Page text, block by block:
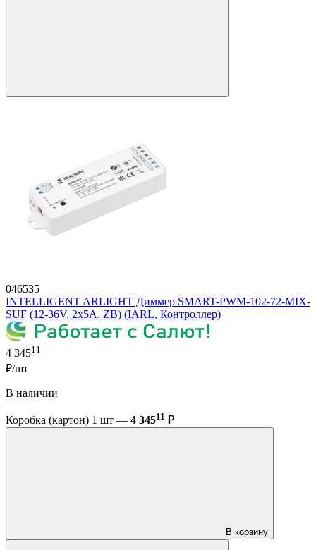
046535
INTELLIGENT ARLIGHT Диммер SMART-PWM-102-72-MIX-
SUF (12-36V, 2x5A, ZB) (IARL, Контроллер)
4 34511
₽/шт
В наличии
Коробка (картон) 1 шт — 4 34511 ₽
В корзину